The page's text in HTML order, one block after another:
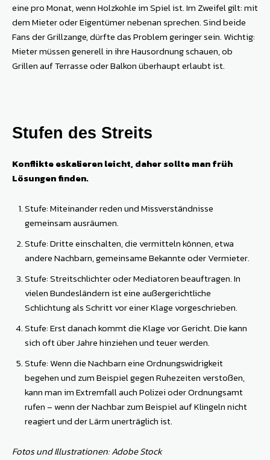
eine pro Monat, wenn Holzkohle im Spiel ist. Im Zweifel gilt: mit
dem Mieter oder Eigentümer nebenan sprechen. Sind beide
Fans der Grillzange, dürfte das Problem geringer sein. Wichtig:
Mieter müssen generell in ihre Hausordnung schauen, ob
Grillen auf Terrasse oder Balkon überhaupt erlaubt ist.
Stufen des Streits
Konflikte eskalieren leicht, daher sollte man früh
Lösungen finden.
Stufe: Miteinander reden und Missverständnisse
gemeinsam ausräumen.
Stufe: Dritte einschalten, die vermitteln können, etwa
andere Nachbarn, gemeinsame Bekannte oder Vermieter.
Stufe: Streitschlichter oder Mediatoren beauftragen. In
vielen Bundesländern ist eine außergerichtliche
Schlichtung als Schritt vor einer Klage vorgeschrieben.
Stufe: Erst danach kommt die Klage vor Gericht. Die kann
sich oft über Jahre hinziehen und teuer werden.
Stufe: Wenn die Nachbarn eine Ordnungswidrigkeit
begehen und zum Beispiel gegen Ruhezeiten verstoßen,
kann man im Extremfall auch Polizei oder Ordnungsamt
rufen – wenn der Nachbar zum Beispiel auf Klingeln nicht
reagiert und der Lärm unerträglich ist.
Fotos und Illustrationen: Adobe Stock